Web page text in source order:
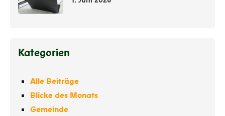
Kategorien
Alle Beiträge
Blicke des Monats
Gemeinde